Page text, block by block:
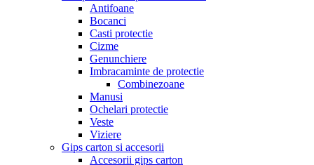
Antifoane
Bocanci
Casti protectie
Cizme
Genunchiere
Imbracaminte de protectie
Combinezoane
Manusi
Ochelari protectie
Veste
Viziere
Gips carton si accesorii
Accesorii gips carton